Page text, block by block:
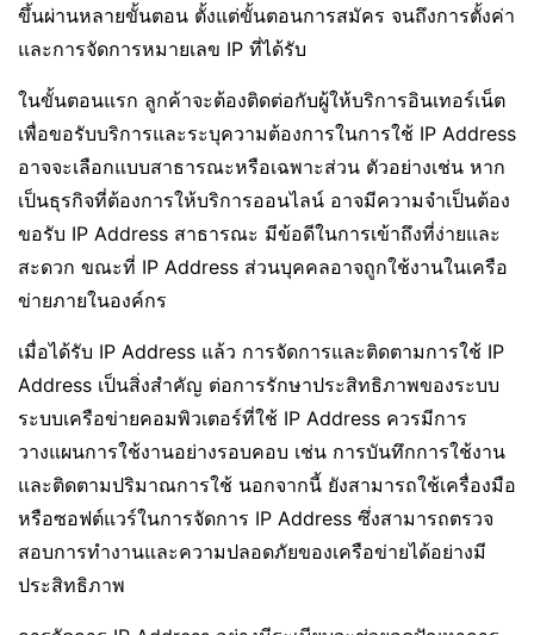
ขึ้นผ่านหลายขั้นตอน ตั้งแต่ขั้นตอนการสมัคร จนถึงการตั้งค่า
และการจัดการหมายเลข IP ที่ได้รับ
ในขั้นตอนแรก ลูกค้าจะต้องติดต่อกับผู้ให้บริการอินเทอร์เน็ต
เพื่อขอรับบริการและระบุความต้องการในการใช้ IP Address
อาจจะเลือกแบบสาธารณะหรือเฉพาะส่วน ตัวอย่างเช่น หาก
เป็นธุรกิจที่ต้องการให้บริการออนไลน์ อาจมีความจำเป็นต้อง
ขอรับ IP Address สาธารณะ มีข้อดีในการเข้าถึงที่ง่ายและ
สะดวก ขณะที่ IP Address ส่วนบุคคลอาจถูกใช้งานในเครือ
ข่ายภายในองค์กร
เมื่อได้รับ IP Address แล้ว การจัดการและติดตามการใช้ IP
Address เป็นสิ่งสำคัญ ต่อการรักษาประสิทธิภาพของระบบ
ระบบเครือข่ายคอมพิวเตอร์ที่ใช้ IP Address ควรมีการ
วางแผนการใช้งานอย่างรอบคอบ เช่น การบันทึกการใช้งาน
และติดตามปริมาณการใช้ นอกจากนี้ ยังสามารถใช้เครื่องมือ
หรือซอฟต์แวร์ในการจัดการ IP Address ซึ่งสามารถตรวจ
สอบการทำงานและความปลอดภัยของเครือข่ายได้อย่างมี
ประสิทธิภาพ